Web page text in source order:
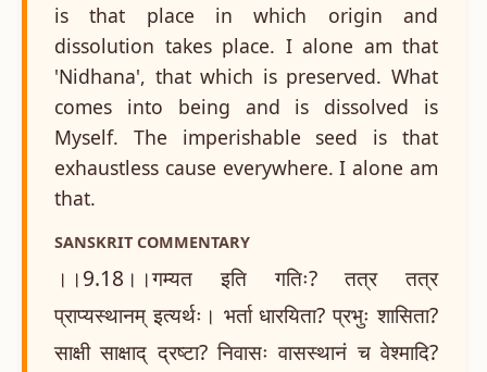
is that place in which origin and
dissolution takes place. I alone am that
'Nidhana', that which is preserved. What
comes into being and is dissolved is
Myself. The imperishable seed is that
exhaustless cause everywhere. I alone am
that.
SANSKRIT COMMENTARY
।।9.18।।गम्यत इति गतिः? तत्र तत्र
प्राप्यस्थानम् इत्यर्थः। भर्ता धारयिता? प्रभुः शासिता?
साक्षी साक्षाद् द्रष्टा? निवासः वासस्थानं च वेश्मादि?